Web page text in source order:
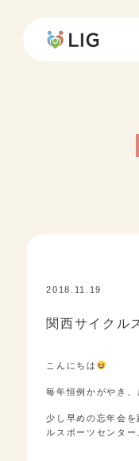
2018.11.19
関西サイクル
こんにちは
毎年恒例かがやき
少し早めの忘年会
ルスポーツセンタ